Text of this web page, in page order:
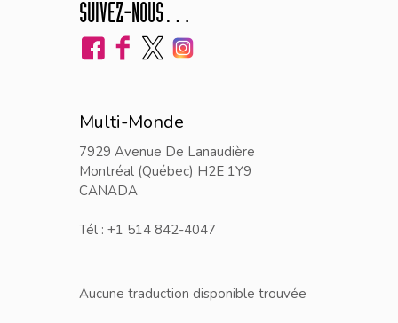
SUIVEZ-NOUS…
Multi-Monde
7929 Avenue De Lanaudière
Montréal (Québec) H2E 1Y9
CANADA
Tél : +1 514 842-4047
Aucune traduction disponible trouvée